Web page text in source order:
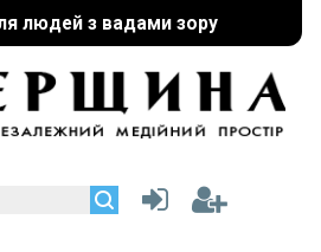
людей з вадами зору